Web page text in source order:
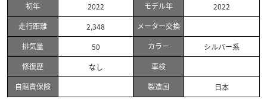
初年 2022 モデル年
2022
走行距離
2,348
メーター交換
排気量
50 カラー
シルバー系
修復歴
なし
車検
自賠責保険
製造国
日本